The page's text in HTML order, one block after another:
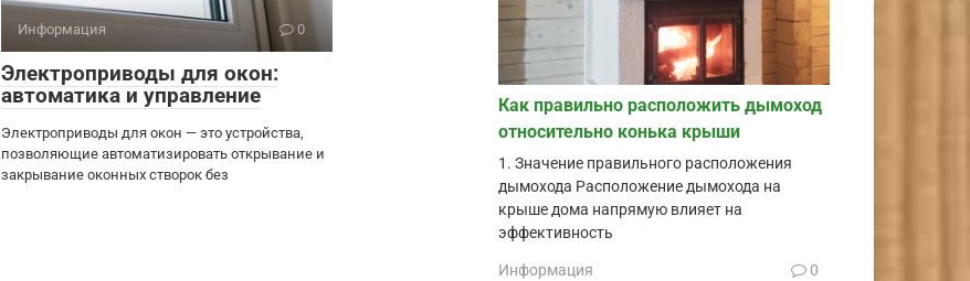
Информация 0
Электроприводы для окон:
автоматика и управление
Электроприводы для окон — это устройства,
позволяющие автоматизировать открывание и
закрывание оконных створок без
Как правильно расположить дымоход
относительно конька крыши
1. Значение правильного расположения
дымохода Расположение дымохода на
крыше дома напрямую влияет на
эффективность
Информация 0